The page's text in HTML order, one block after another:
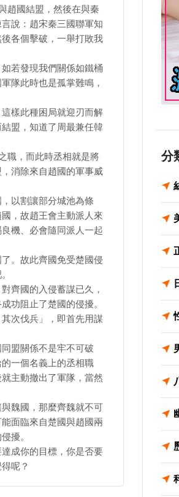
趙國結盟，然後在與秦
說：趙宋秦三國聯軍知
各個擊破，一舉打敗我
若發現我們關係如鐵桶
隊此時也是孤掌難鳴，
樣此種困局就迎刃而解
盟，知道了周最兼任韓
職，而此時丞相就是將
消除來自趙國的軍事威
以割讓部分城池為條
，故趙王會主動派人來
機、必會隨同派人一起
。故此齊國免受楚國侵
齊國的入侵蓄謀已久，
功阻止了楚國的侵擾。
次伐兵」，即首先用謀
盟關係不是牢不可破
一個名義上的丞相職
主動撤出了軍隊，當然
魏國，那麼齊魏就不可
面臨來自楚國與趙國兩
擾。
成你的目標，你是否要
呢？
分